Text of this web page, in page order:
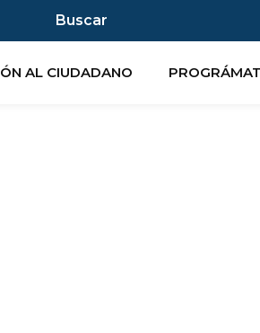
Buscar
AL CIUDADANO